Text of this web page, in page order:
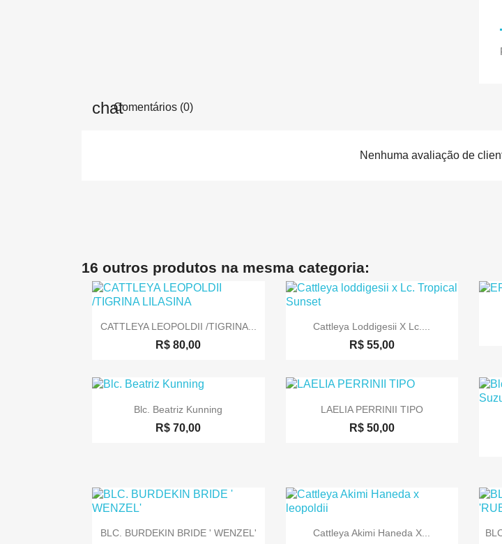
Comentários (0)
Nenhuma avaliação de
16 outros produtos na mesma categoria:
 Visualização rápida
CATTLEYA LEOPOLDII /TIGRINA...
R$ 80,00
 Visualização rápida
Cattleya Loddigesii X Lc....
R$ 55,00
Visualização rápida
Blc. Beatriz Kunning
R$ 70,00
 Visualização rápida
LAELIA PERRINII TIPO
R$ 50,00
 Visualização rápida
BLC. BURDEKIN BRIDE ' WENZEL'  Visualização rápida
Cattleya Akimi Haneda X...